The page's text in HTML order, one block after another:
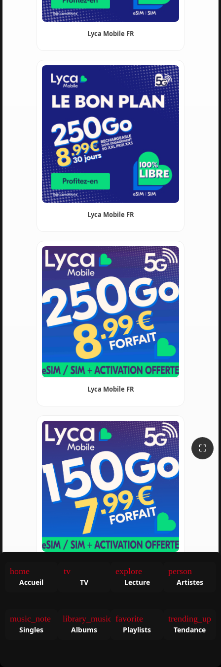
⛶
Lyca Mobile FR
Lyca Mobile FR
Lyca Mobile FR
home
Accueil
tv
TV
explore
Lecture
person
Artistes
music_note
Singles
library_music
Albums
favorite
Playlists
trending_up
Tendance